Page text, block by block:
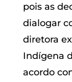
pois as
dialogar
diretora
Indígena
acordo